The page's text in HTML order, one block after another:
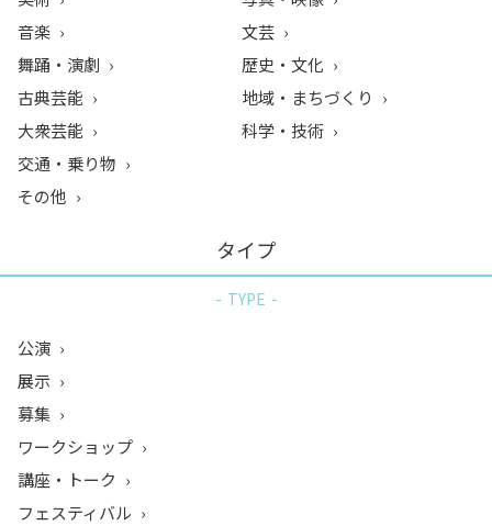
音楽
舞踊・演劇
古典芸能
大衆芸能
文芸
歴史・文化
地域・まちづくり
科学・技術
交通・乗り物
その他
タイプ
TYPE
公演
展示
募集
ワークショップ
講座・トーク
フェスティバル